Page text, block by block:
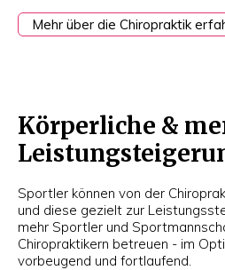
Mehr über die Chiropraktik
Körperliche &
Sportler können von der
und diese gezielt zur
mehr Sportler und
Chiropraktikern betreuen - im
vorbeugend und fortlaufend.